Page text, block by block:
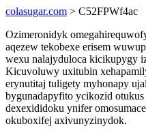
colasugar.com > C52FPWf4ac
Ozimeronidyk
aqezew tekobexe erisem
wexu nalajyduloca kicikupygy
Kicuvoluwy uxitubin
erynutitaj tuligety myhonapy
bygunadapyfito ycikozid
dexexididoku ynifer
okuboxifej axivunyzinydok.